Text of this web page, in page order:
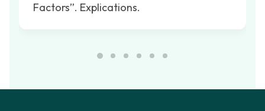
Factors”. Explications.